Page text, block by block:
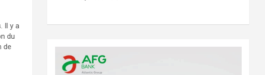
Il y a
du
de